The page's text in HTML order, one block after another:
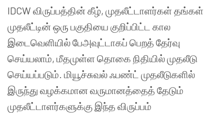
IDCW விருப்பத்தின் கீழ், முதலீட்டாளர்கள் தங்கள்
முதலீட்டின் ஒரு பகுதியை குறிப்பிட்ட கால
இடைவெளியில் பேஅவுட்டாகப் பெறத் தேர்வு
செய்யலாம், மீதமுள்ள தொகை நிதியில் முதலீடு
செய்யப்படும். மியூச்சுவல் ஃபண்ட் முதலீடுகளில்
இருந்து வழக்கமான வருமானத்தைத் தேடும்
முதலீட்டாளர்களுக்கு இந்த விருப்பம்